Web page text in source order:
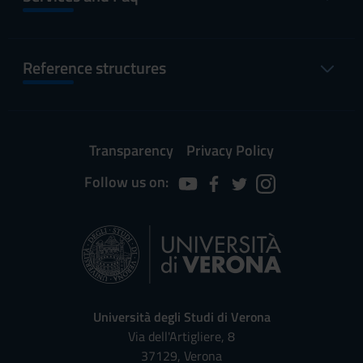
Reference structures
Transparency
Privacy Policy
Follow us on:
Università degli Studi di Verona
Via dell'Artigliere, 8
37129, Verona